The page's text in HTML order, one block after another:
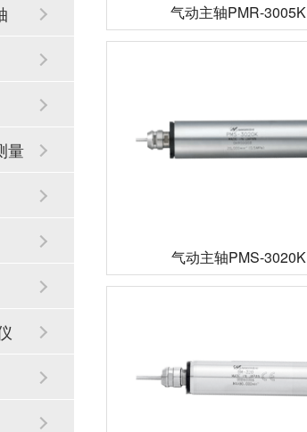
气动主轴PMR-3005K
气动主轴PMS-3020K
量